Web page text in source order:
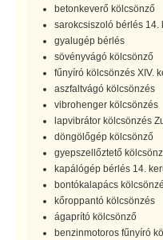
betonkeverő kölcsönző
sarokcsiszoló bérlés 14.
gyalugép bérlés
sövényvágó kölcsönző
fűnyíró kölcsönzés XIV.
aszfaltvágó kölcsönzés
vibrohenger kölcsönzés
lapvibrátor kölcsönzés
döngölőgép kölcsönző
gyepszellőztető
kapálógép bérlés 14.
bontókalapács
kőroppantó kölcsönzés
ágaprító kölcsönző
benzinmotoros fűnyíró